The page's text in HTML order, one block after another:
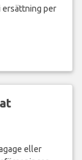
ersättning per
eller